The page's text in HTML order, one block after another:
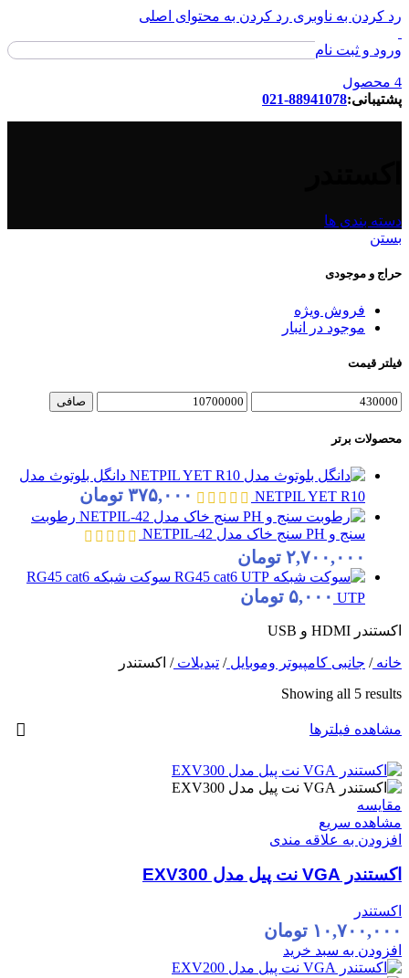
رد کردن به ناوبری رد کردن به محتوای اصلی
ورود و ثبت نام
ورود / ثبت نام
4 محصول
پشتیبانی:88941078-021
دسته بندی ها
بستن
حراج و موجودی
فروش ویژه
موجود در انبار
فیلتر قیمت
حداقل
قیمت
حداكثر
قيمت
صافی
محصولات برتر
دانگل بلوتوث مدل
NETPIL YET R10
۳۷۵,۰۰۰ تومان
رطوبت
سنج و PH سنج خاک مدل NETPIL-42
۲,۷۰۰,۰۰۰ تومان
سوکت شبکه RG45 cat6
UTP ۵,۰۰۰ تومان
اکستندر HDMI و USB
خانه/ جانبی کامپیوتر وموبایل/ تبدیلات/ اکستندر
Showing all 5 results
low
مشاهده فیلترها
مقایسه
مشاهده سریع
افزودن به علاقه مندی
اکستندر VGA نت پیل مدل EXV300
اکستندر
۱۰,۷۰۰,۰۰۰ تومان
افزودن به سبد خرید